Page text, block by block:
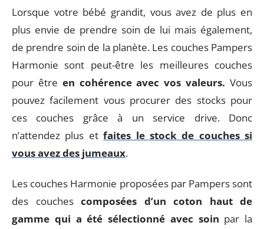
Lorsque votre bébé grandit, vous avez de plus en
plus envie de prendre soin de lui mais également,
de prendre soin de la planète. Les couches Pampers
Harmonie sont peut-être les meilleures couches
pour être en cohérence avec vos valeurs. Vous
pouvez facilement vous procurer des stocks pour
ces couches grâce à un service drive. Donc
n’attendez plus etfaites le stock de couches si
vous avez des jumeaux.
Les couches Harmonie proposées par Pampers sont
des couches composées d’un coton haut de
gamme qui a été sélectionné avec soin par la